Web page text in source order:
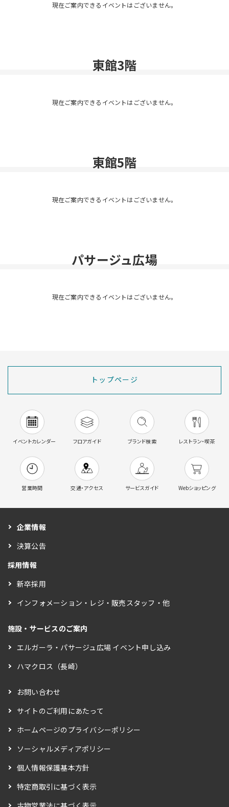
現在ご案内できるイベントはございません。
東館3階
現在ご案内できるイベントはございません。
東館5階
現在ご案内できるイベントはございません。
パサージュ広場
現在ご案内できるイベントはございません。
トップページ
イベントカレンダー フロアガイド ブランド検索 レストラン・喫茶
営業時間 交通・アクセス サービスガイド Webショッピング
企業情報
決算公告
採用情報
新卒採用
インフォメーション・レジ・販売スタッフ・他
施設・サービスのご案内
エルガーラ・パサージュ広場 イベント申し込み
ハマクロス（長崎）
お問い合わせ
サイトのご利用にあたって
ホームページのプライバシーポリシー
ソーシャルメディアポリシー
個人情報保護基本方針
特定商取引に基づく表示